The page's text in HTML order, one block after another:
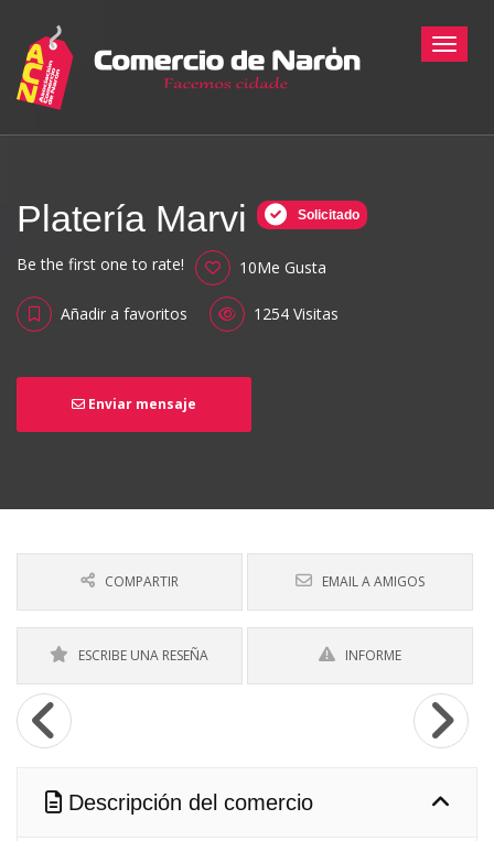
Platería Marvi Solicitado
Be the first one to rate! 10Me Gusta
Añadir a favoritos 1254 Visitas
Enviar mensaje
COMPARTIR EMAIL A AMIGOS
ESCRIBE UNA RESEÑA INFORME
Descripción del comercio